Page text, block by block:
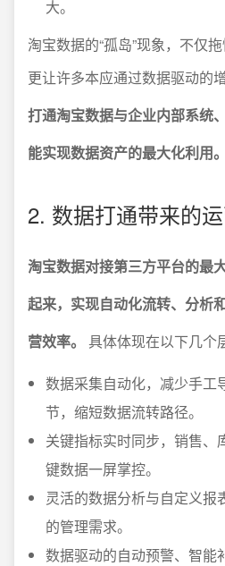
大。
淘宝数据的“孤岛”现象，不仅
更让许多本应通过数据驱动的
打通淘宝数据与企业内部系统
能实现数据资产的最大化利用。
2. 数据打通带来的
淘宝数据对接第三方平台的最
起来，实现自动化流转、分析
营效率。
具体体现在以下几个
数据采集自动化，减少手工
节，缩短数据流转路径。
关键指标实时同步，销售、
键数据一屏掌控。
灵活的数据分析与自定义报
的管理需求。
数据驱动的自动预警、智能